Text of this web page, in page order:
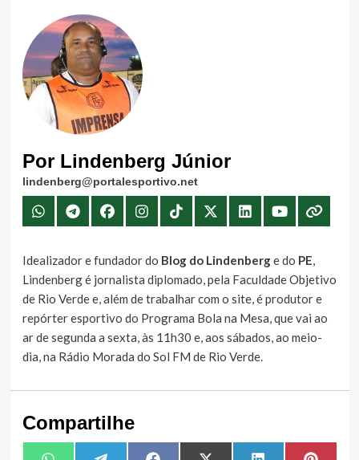
Por Lindenberg Júnior
lindenberg@portalesportivo.net
Idealizador e fundador do Blog do Lindenberge do PE,
Lindenberg é jornalista diplomado, pela Faculdade Objetivo
de Rio Verde e, além de trabalhar com o site, é produtor e
repórter esportivo do Programa Bola na Mesa, que vai ao
ar de segunda a sexta, às 11h30 e, aos sábados, ao meio-
dia, na Rádio Morada do Sol FM de Rio Verde.
Compartilhe